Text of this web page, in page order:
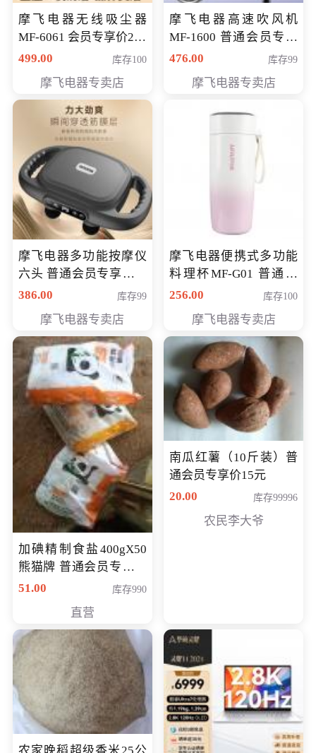
摩飞电器无线吸尘器
MF-6061 会员专享价299
元
499.00 库存100
摩飞电器专卖店
摩飞电器高速吹风机
MF-1600 普通会员专享
价298元
476.00 库存99
摩飞电器专卖店
摩飞电器多功能按摩仪
六头 普通会员专享价格
199元
386.00 库存99
摩飞电器专卖店
摩飞电器便携式多功能
料理杯MF-G01 普通会
员专享价格118元
256.00 库存100
摩飞电器专卖店
加碘精制食盐400gX50
熊猫牌 普通会员专享价
格50元
51.00 库存990
直营
南瓜红薯（10斤装）普
通会员专享价15元
20.00
库存99996
农民李大爷